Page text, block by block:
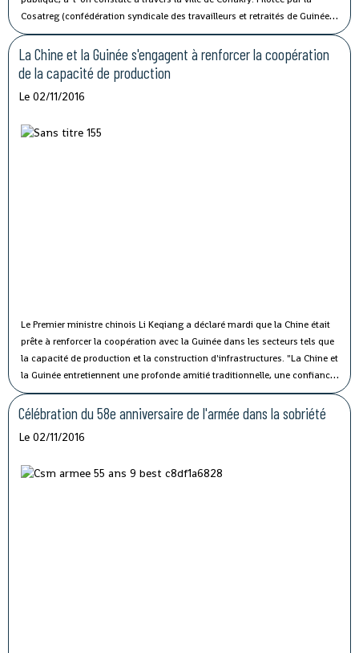
Cosatreg (confédération syndicale des travailleurs et retraités de Guinée)
et 10 centrales syndicales, la grève générale d'avertissement de 7 jours
vise à protester contre les mauvaises conditions de vie et de travail des
fonctionnaires du secteur public.
La Chine et la Guinée s'engagent à renforcer la coopération
de la capacité de production
Le 02/11/2016
Le Premier ministre chinois Li Keqiang a déclaré mardi que la Chine était
prête à renforcer la coopération avec la Guinée dans les secteurs tels que
la capacité de production et la construction d'infrastructures. "La Chine et
la Guinée entretiennent une profonde amitié traditionnelle, une confiance
politique solide et une coopération fructueuse", a affirmé M. Li lors de sa
rencontre avec le président guinéen Alpha Condé à Beijing.
Célébration du 58e anniversaire de l'armée dans la sobriété
Le 02/11/2016